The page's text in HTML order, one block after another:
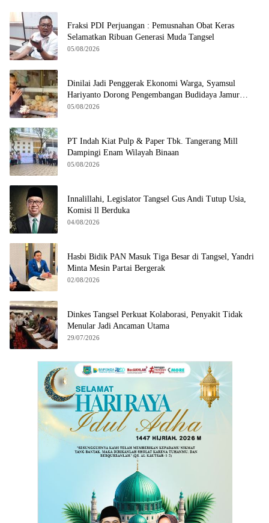
Fraksi PDI Perjuangan : Pemusnahan Obat Keras
Selamatkan Ribuan Generasi Muda Tangsel
05/08/2026
Dinilai Jadi Penggerak Ekonomi Warga, Syamsul
Hariyanto Dorong Pengembangan Budidaya Jamur
Crispy di Serpong
05/08/2026
PT Indah Kiat Pulp & Paper Tbk. Tangerang Mill
Dampingi Enam Wilayah Binaan
05/08/2026
Innalillahi, Legislator Tangsel Gus Andi Tutup Usia,
Komisi ll Berduka
04/08/2026
Hasbi Bidik PAN Masuk Tiga Besar di Tangsel, Yandri
Minta Mesin Partai Bergerak
02/08/2026
Dinkes Tangsel Perkuat Kolaborasi, Penyakit Tidak
Menular Jadi Ancaman Utama
29/07/2026